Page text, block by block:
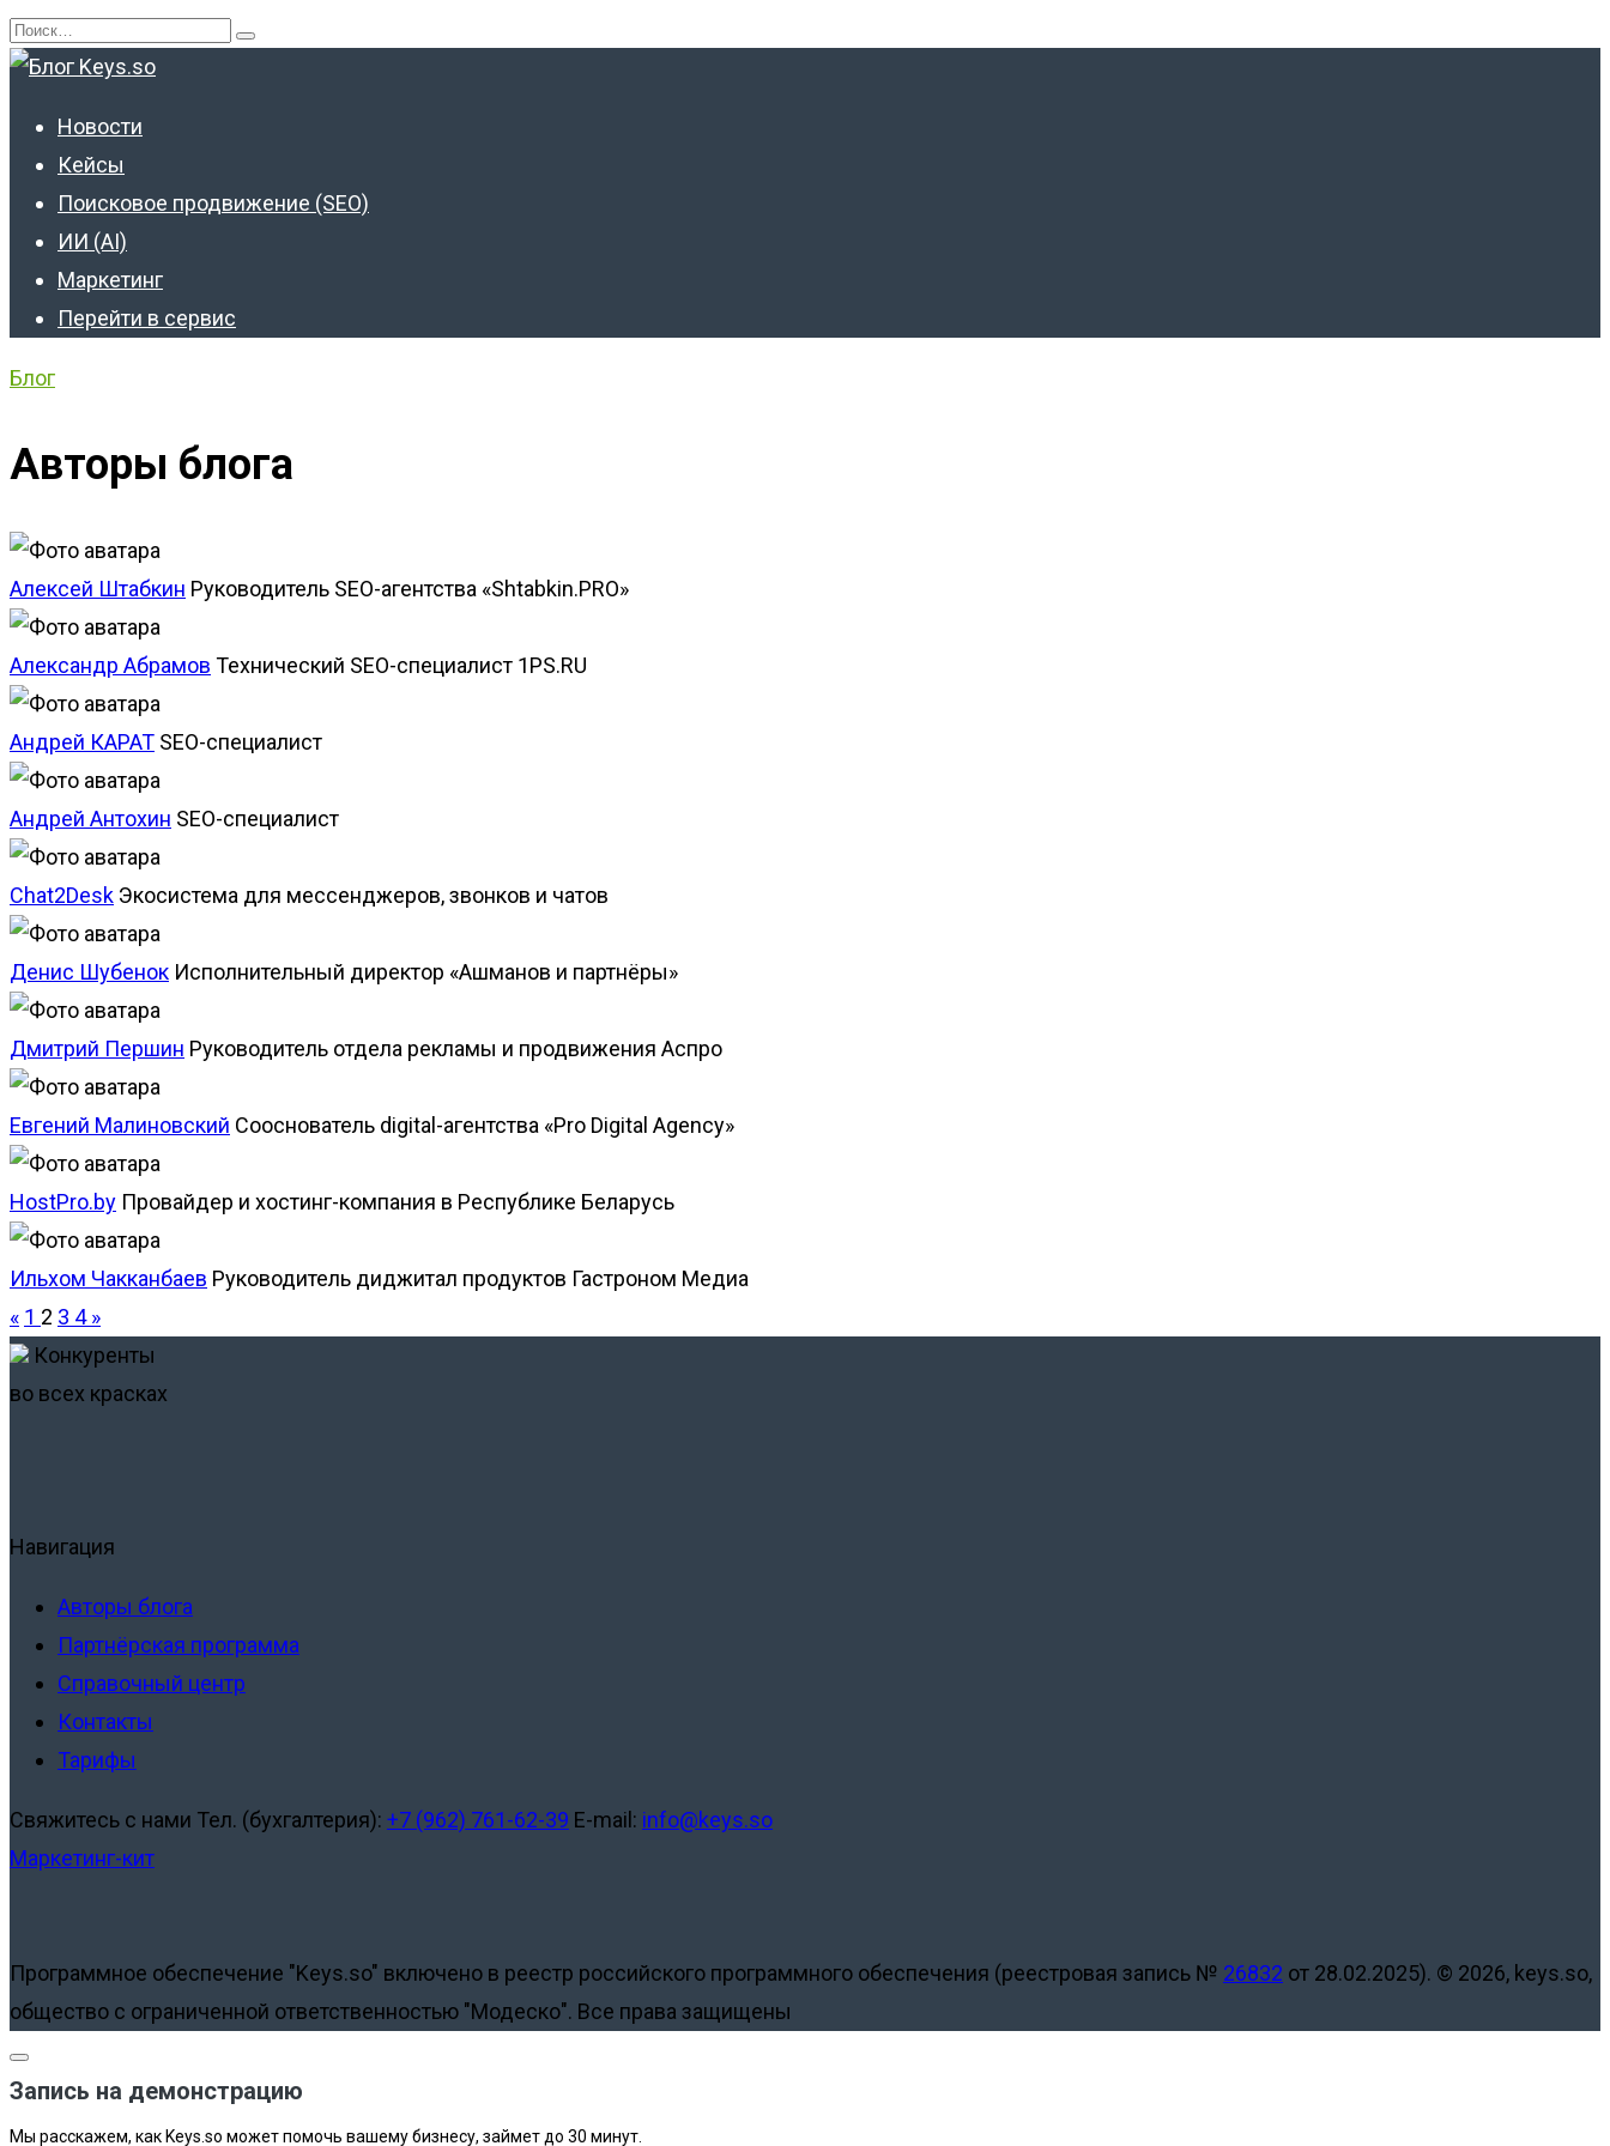
Перейти
к
Search
for:
Новости
Кейсы
Поисковое продвижение (SEO)
ИИ (AI)
Маркетинг
Перейти в сервис
Блог
Авторы блога
Алексей Штабкин Руководитель SEO-агентства «Shtabkin.PRO»
Александр Абрамов Технический SEO-специалист 1PS.RU
Андрей КАРАТ SEO-специалист
Андрей Антохин SEO-специалист
Chat2Desk Экосистема для мессенджеров, звонков и чатов
Денис Шубенок Исполнительный директор «Ашманов и партнёры»
Дмитрий Першин Руководитель отдела рекламы и продвижения Аспро
Евгений Малиновский Сооснователь digital-агентства «Pro Digital Agency»
HostPro.by Провайдер и хостинг-компания в Республике Беларусь
Ильхом Чакканбаев Руководитель диджитал продуктов Гастроном Медиа
« 1 2 3 4»
Конкуренты
во всех красках
Навигация
Авторы блога
Партнёрская программа
Справочный центр
Контакты
Тарифы
Свяжитесь с нами Тел. (бухгалтерия): +7 (962) 761-62-39 E-mail: info@keys.so
Маркетинг-кит
Программное обеспечение "Keys.so" включено в реестр российского программного обеспечения (реестровая запись № 26832 от 28.02.2025). © 2026, keys.so,
общество с ограниченной ответственностью "Модеско". Все права защищены
Запись на демонстрацию
Мы расскажем, как Keys.so может помочь вашему бизнесу, займет до 30 минут.